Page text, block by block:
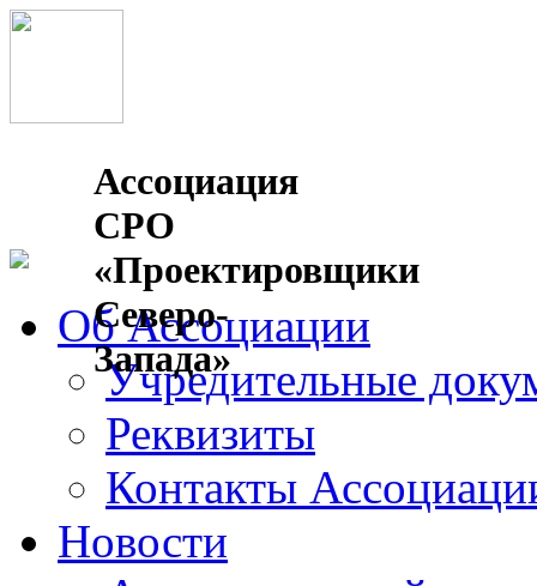
Ассоциация
СРО
«Проектировщики
Северо-
Запада»
Об Ассоциации
Учредительные
Реквизиты
Контакты
Новости